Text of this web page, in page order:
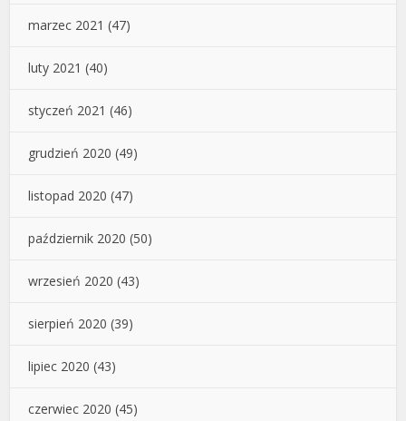
marzec 2021 (47)
luty 2021 (40)
styczeń 2021 (46)
grudzień 2020 (49)
listopad 2020 (47)
październik 2020 (50)
wrzesień 2020 (43)
sierpień 2020 (39)
lipiec 2020 (43)
czerwiec 2020 (45)